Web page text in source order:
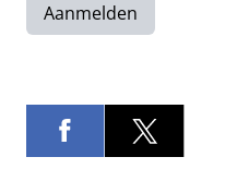
Aanmelden